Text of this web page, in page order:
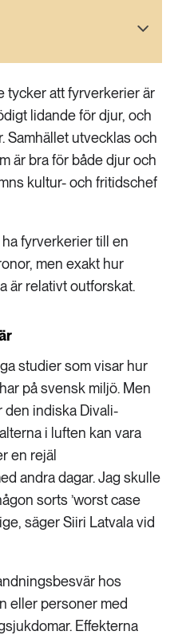
tycker att fyrverkerier är
lidande för djur, och
Samhället utvecklas och
är bra för både djur och
kultur- och fritidschef
fyrverkerier till en
men exakt hur
är relativt outforskat.
studier som visar hur
på svensk miljö. Men
den indiska Divali-
i luften kan vara
en rejäl
andra dagar. Jag skulle
sorts ’worst case
säger Siiri Latvala vid
hos
eller personer med
Effekterna